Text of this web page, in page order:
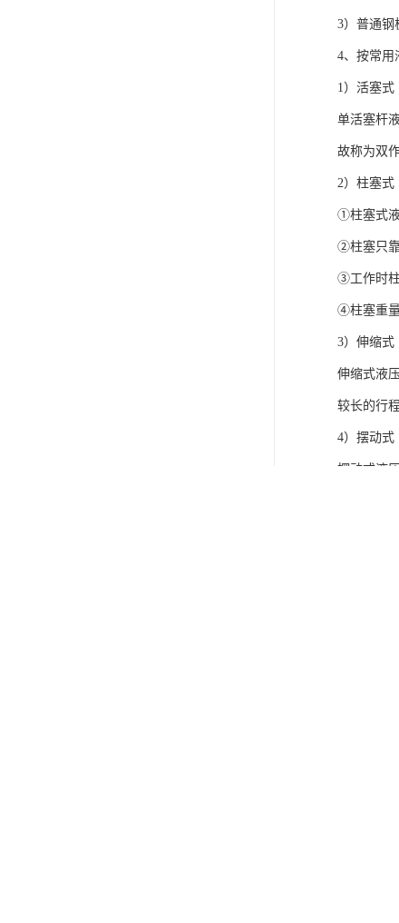
3）普通钢
4、按常用
1）活塞式
单活塞杆
故称为双
2）柱塞式
①柱塞式液
②柱塞只靠
③工作时柱
④柱塞重量
3）伸缩式
伸缩式液
较长的行
4）摆动式
摆动式液